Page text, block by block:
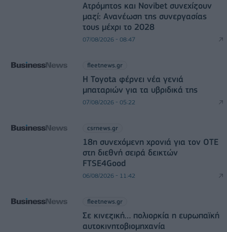
Ατρόμητος και Novibet συνεχίζουν
μαζί: Ανανέωση της συνεργασίας
τους μέχρι το 2028
07/08/2026 - 08:47
fleetnews.gr
Η Toyota φέρνει νέα γενιά
μπαταριών για τα υβριδικά της
07/08/2026 - 05:22
csrnews.gr
18η συνεχόμενη χρονιά για τον ΟΤΕ
στη διεθνή σειρά δεικτών
FTSE4Good
06/08/2026 - 11:42
fleetnews.gr
Σε κινεζική… πολιορκία η ευρωπαϊκή
αυτοκινητοβιομηχανία